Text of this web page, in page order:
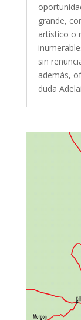
grande,
artístico o
sin
además,
duda